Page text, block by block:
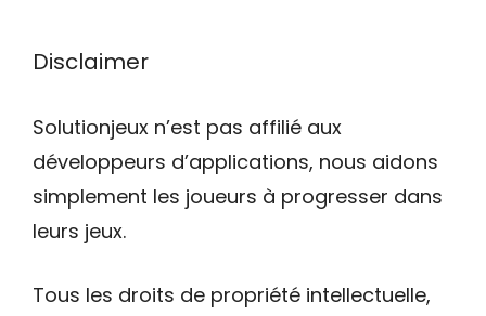
Disclaimer
Solutionjeux n’est pas affilié aux
développeurs d’applications, nous aidons
simplement les joueurs à progresser dans
leurs jeux.
Tous les droits de propriété intellectuelle,